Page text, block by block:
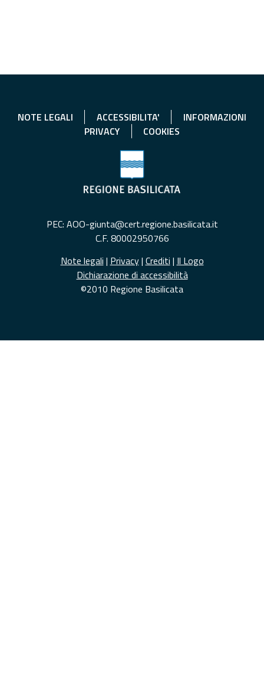
NOTE LEGALI ACCESSIBILITA'
INFORMAZIONI
PRIVACY
COOKIES
PEC: AOO-giunta@cert.regione.basilicata.it
C.F. 80002950766
Note legali | Privacy| Crediti | Il Logo
Dichiarazione di accessibilità
©2010 Regione Basilicata